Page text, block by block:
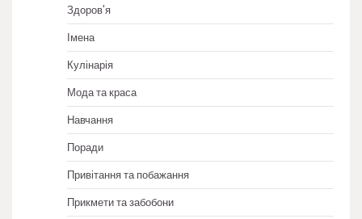
Здоров'я
Імена
Кулінарія
Мода та краса
Навчання
Поради
Привітання та побажання
Прикмети та забобони